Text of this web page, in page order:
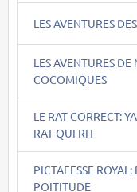
LES AVENTURES
LES AVENTURES
COCOMIQUES
LE RAT CORRECT:
RAT QUI RIT
PICTAFESSE
POITITUDE